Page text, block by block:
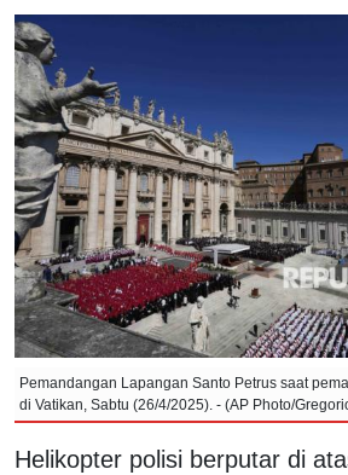
Pemandangan Lapangan Santo Petrus saat
di Vatikan, Sabtu (26/4/2025). - (AP Photo/
Helikopter polisi berputar di